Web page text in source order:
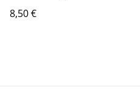
8,50 €